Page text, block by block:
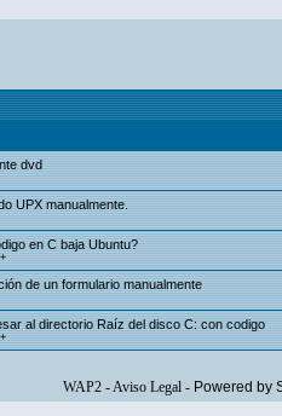
dvd
UPX manualmente.
en C baja Ubuntu?
de un formulario manualmente
al directorio Raíz del disco C: con codigo
WAP2-Aviso Legal- Powered by